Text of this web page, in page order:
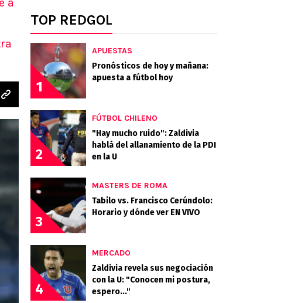
TOP REDGOL
1
APUESTAS
Pronósticos de hoy y mañana:
apuesta a fútbol hoy
2
FÚTBOL CHILENO
"Hay mucho ruido": Zaldivia
hablá del allanamiento de la PDI
en la U
3
MASTERS DE ROMA
Tabilo vs. Francisco Cerúndolo:
Horario y dónde ver EN VIVO
4
MERCADO
Zaldivia revela sus negociación
con la U: "Conocen mi postura,
espero..."